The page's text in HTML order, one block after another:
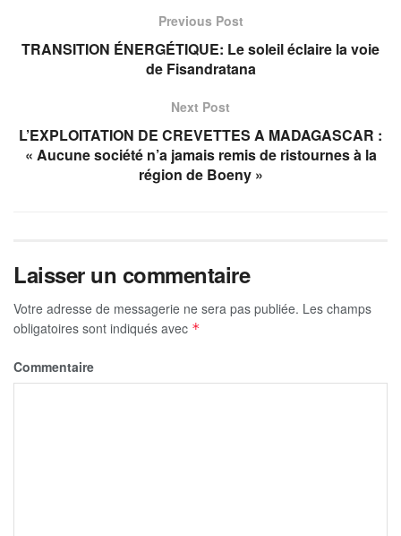
Previous Post
TRANSITION ÉNERGÉTIQUE: Le soleil éclaire la voie
de Fisandratana
Next Post
L’EXPLOITATION DE CREVETTES A MADAGASCAR :
« Aucune société n’a jamais remis de ristournes à la
région de Boeny »
Laisser un commentaire
Votre adresse de messagerie ne sera pas publiée. Les champs
obligatoires sont indiqués avec *
Commentaire